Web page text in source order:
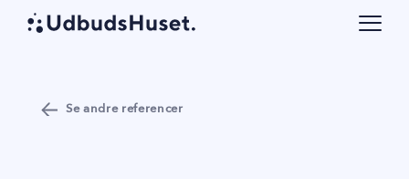
Se andre referencer